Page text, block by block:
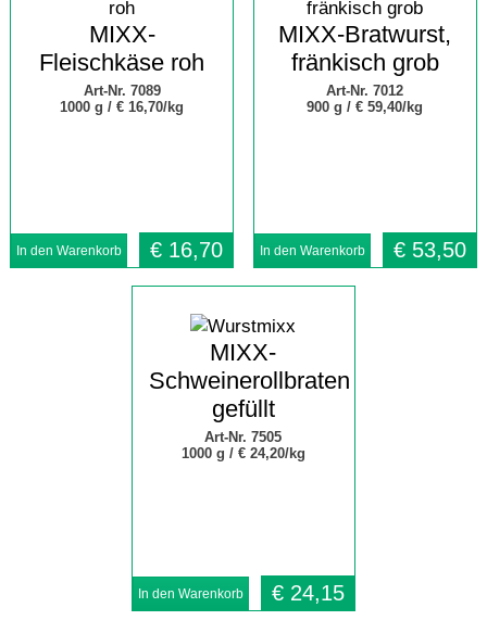
MIXX-
Fleischkäse roh
Art-Nr. 7089
1000 g / € 16,70/kg
€ 16,70
MIXX-Bratwurst,
fränkisch grob
Art-Nr. 7012
900 g /€ 59,40/kg
€ 53,50
MIXX-
Schweinerollbraten
gefüllt
Art-Nr. 7505
1000 g / € 24,20/kg
€ 24,15